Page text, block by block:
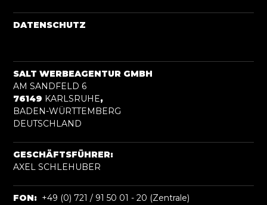
DATENSCHUTZ
SALT WERBEAGENTUR GMBH
AM SANDFELD 6
76149 KARLSRUHE,
BADEN-WÜRTTEMBERG
DEUTSCHLAND
GESCHÄFTSFÜHRER:
AXEL SCHLEHUBER
FON: +49 (0) 721 / 91 50 01 - 20 (Zentrale)